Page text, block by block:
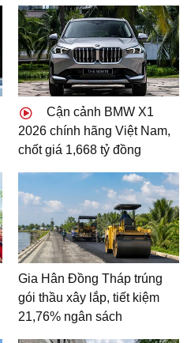
Cận cảnh BMW X1
2026 chính hãng Việt Nam,
chốt giá 1,668 tỷ đồng
Gia Hân Đồng Tháp trúng
gói thầu xây lắp, tiết kiệm
21,76% ngân sách